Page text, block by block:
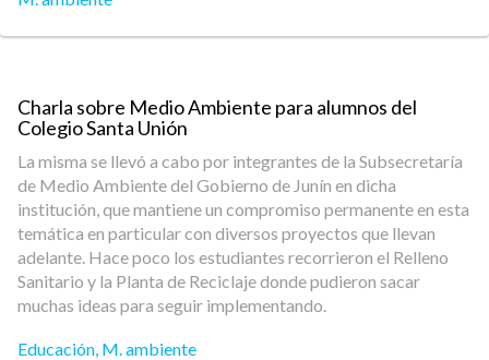
Charla sobre Medio Ambiente para alumnos del
Colegio Santa Unión
La misma se llevó a cabo por integrantes de la Subsecretaría
de Medio Ambiente del Gobierno de Junín en dicha
institución, que mantiene un compromiso permanente en esta
temática en particular con diversos proyectos que llevan
adelante. Hace poco los estudiantes recorrieron el Relleno
Sanitario y la Planta de Reciclaje donde pudieron sacar
muchas ideas para seguir implementando.
Educación, M. ambiente